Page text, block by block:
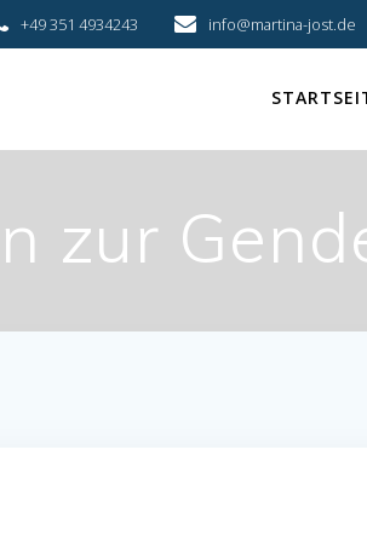
+49 351 4934243 info@martina-jost.de
zur